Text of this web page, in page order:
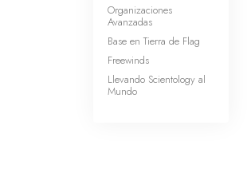
Organizaciones
Avanzadas
Base en Tierra de Flag
Freewinds
Llevando Scientology al
Mundo